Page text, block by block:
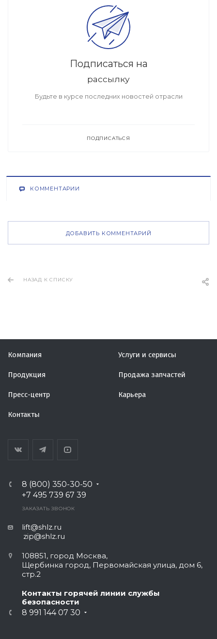
Подписаться на
рассылку
Будьте в курсе последних новостей отрасли
ПОДПИСАТЬСЯ
КОММЕНТАРИИ
ДОБАВИТЬ КОММЕНТАРИЙ
НАЗАД К СПИСКУ
Компания Услуги и сервисы
Продукция Продажа запчастей
Пресс-центр Карьера
Контакты
8 (800) 350-30-50
+7 495 739 67 39
ЗАКАЗАТЬ ЗВОНОК
lift@shlz.ru
zip@shlz.ru
108851, город Москва,
Щербинка город, Первомайская улица, дом 6,
стр.2
Контакты горячей линии службы
безопасности
8 991 144 07 30